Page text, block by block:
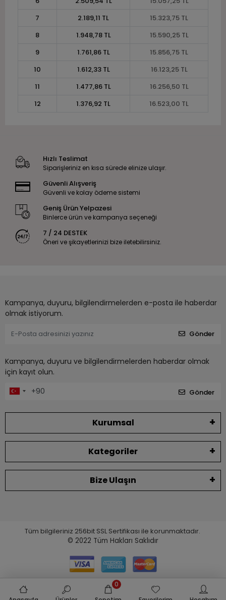
7
2.189,11 TL
15.323,75 TL
8
1.948,78 TL
15.590,25 TL
9
1.761,86 TL
15.856,75 TL
10
1.612,33 TL
16.123,25 TL
11
1.477,86 TL
16.256,50 TL
12
1.376,92 TL 16.523,00 TL
Hızlı Teslimat
Siparişleriniz en kısa sürede elinize ulaşır.
Güvenli Alışveriş
Güvenli ve kolay ödeme sistemi
Geniş Ürün Yelpazesi
Binlerce ürün ve kampanya seçeneği
7 / 24 DESTEK
Öneri ve şikayetlerinizi bize iletebilirsiniz.
Kampanya, duyuru, bilgilendirmelerden e-posta ile haberdar
olmak istiyorum.
Gönder
Kampanya, duyuru ve bilgilendirmelerden haberdar olmak
için kayıt olun.
Gönder
Kurumsal
Kategoriler
Bize Ulaşın
Tüm bilgileriniz 256bit SSL Sertifikası ile korunmaktadır.
© 2022 Tüm Hakları Saklıdır
0